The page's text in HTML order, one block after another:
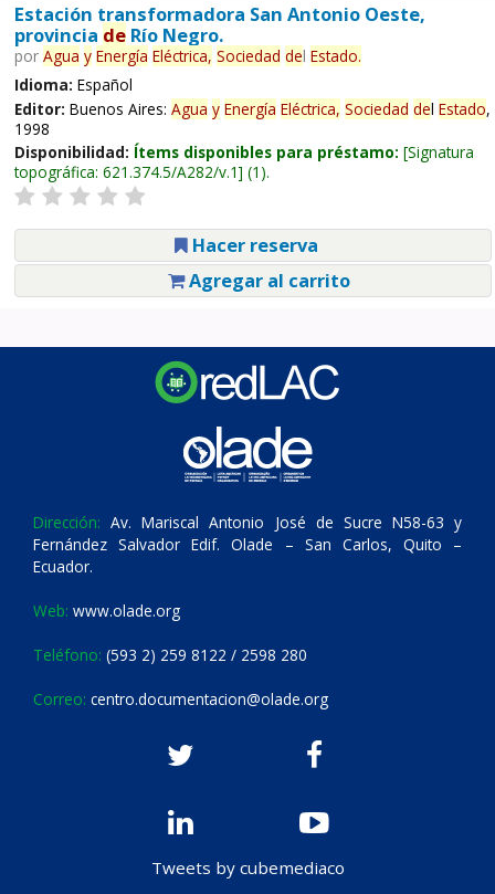
Estación transformadora San Antonio Oeste,
provincia deRío Negro.
por Agua y Energía Eléctrica, Sociedad del Estado.
Idioma: Español
Editor: Buenos Aires: Agua y Energía Eléctrica, Sociedad del Estado,
1998
Disponibilidad: Ítems disponibles para préstamo: Signatura
topográfica: 621.374.5/A282/v.1 (1).
Hacer reserva
Agregar al carrito
Dirección: Av. Mariscal Antonio José de Sucre N58-63 y
Fernández Salvador Edif. Olade – San Carlos, Quito –
Ecuador.
Web: www.olade.org
Teléfono: (593 2) 259 8122 / 2598 280
Correo: centro.documentacion@olade.org
Tweets by cubemediaco